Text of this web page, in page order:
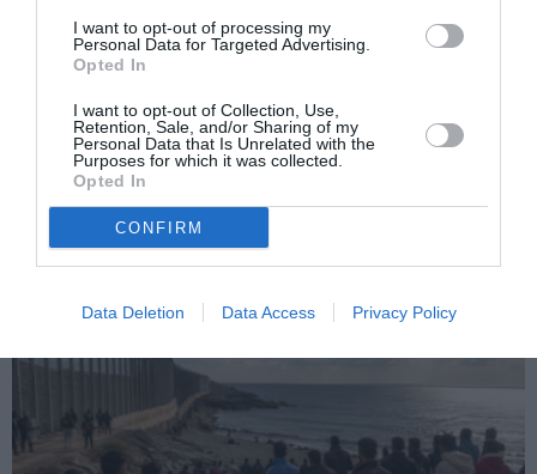
I want to opt-out of processing my
Personal Data for Targeted Advertising.
Opted In
I want to opt-out of Collection, Use,
Retention, Sale, and/or Sharing of my
Personal Data that Is Unrelated with the
Purposes for which it was collected.
Opted In
CONFIRM
Data Deletion Data Access Privacy Policy
Regolarizzazione: sì definitivo entro il 2
agosto
Articolo seguente
Marocchino tranviere. La Lega: “Aberrante”
TI POTREBBERO INTERESSARE
ANCHE: